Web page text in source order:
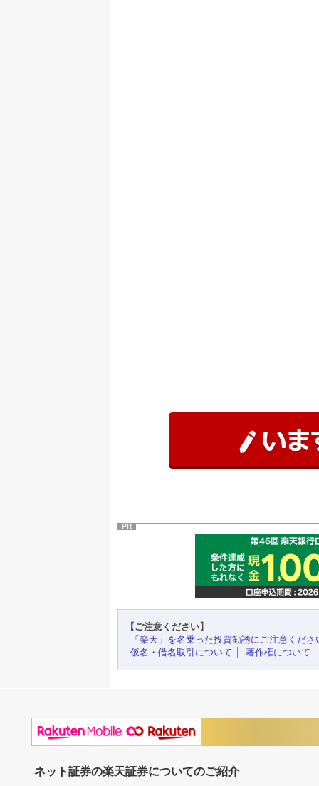
PR
【ご注意ください】
「楽天」を名乗った投資勧誘にご注意くださ
仮名・借名取引について
著作権について
ネット証券の楽天証券についてのご紹介